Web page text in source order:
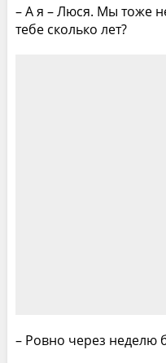
– А я – Люся. Мы тоже
тебе сколько лет?
– Ровно через неделю